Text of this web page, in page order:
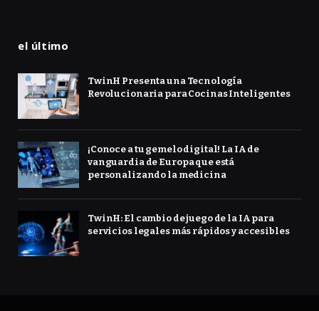
el último
TwinH Presenta una Tecnología
Revolucionaria para Cocinas Inteligentes
¡Conoce a tu gemelo digital! La IA de
vanguardia de Europa que está
personalizando la medicina
TwinH: El cambio de juego de la IA para
servicios legales más rápidos y accesibles